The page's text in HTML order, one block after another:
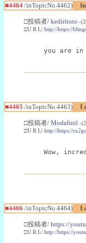
■4464 /inTopicNo.4462)
□投稿者/ kediritoto -
□U R L/ http://https://
you are in
■4465 /inTopicNo.4463) I
□投稿者/ Modafinil -
□U R L/ http://https://
Wow,
■4466 /inTopicNo.4464) I
□投稿者/ https://
□U R L/ http://https://